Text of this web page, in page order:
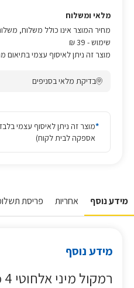
מלאי ומשלוח
מחיר המוצר אינו כולל משלוח,
שימוש- 39 ₪
מוצר זה ניתן לאיסוף עצמי בתיאום
בדיקת מלאי בסניפים
*מוצר זה ניתן לאיסוף עצמי
אספקה לבית לקוח)
מידע נוסף אחריות פריסת
מידע נוסף
רמקול מיני אלחוטי JBL Clip 4 לבן